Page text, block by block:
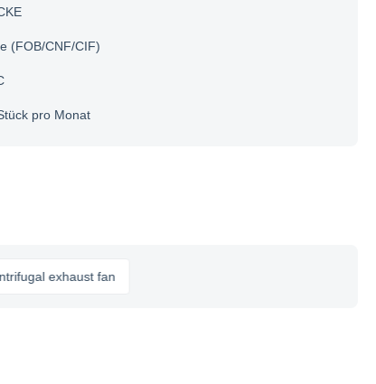
(FOB/CNF/CIF)
pro Monat
exhaust fan